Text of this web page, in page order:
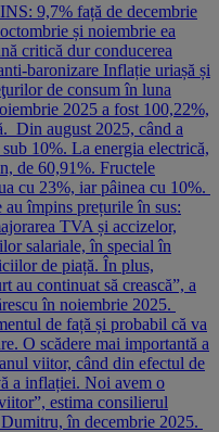
9,7% față de decembrie
și noiembrie ea
critică dur conducerea
baronizare Inflație uriașă și
de consum în luna
2025 a fost 100,22%,
Din august 2025, când a
10%. La energia electrică,
de 60,91%. Fructele
cu 23%, iar pâinea cu 10%.
împins prețurile în sus:
TVA și accizelor,
salariale, în special în
de piață. În plus,
au continuat să crească”, a
în noiembrie 2025.
de față și probabil că va
O scădere mai importantă a
viitor, când din efectul de
a inflației. Noi avem o
estima consilierul
în decembrie 2025.